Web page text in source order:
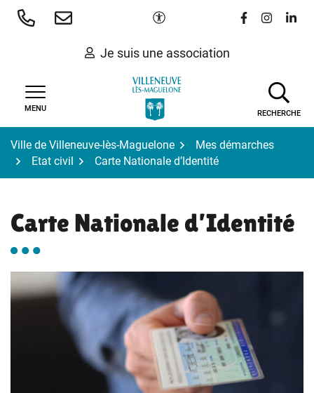
Aller
Paramètres d'accessibilité
Lien vers le
Lien vers
Lien
Je suis une association
MENU
RECHERCHE
Ville de Villeneuve-lès-Maguelone
Mes démarches
Etat civil
Carte Nationale d’Identité
Carte Nationale d’Identité